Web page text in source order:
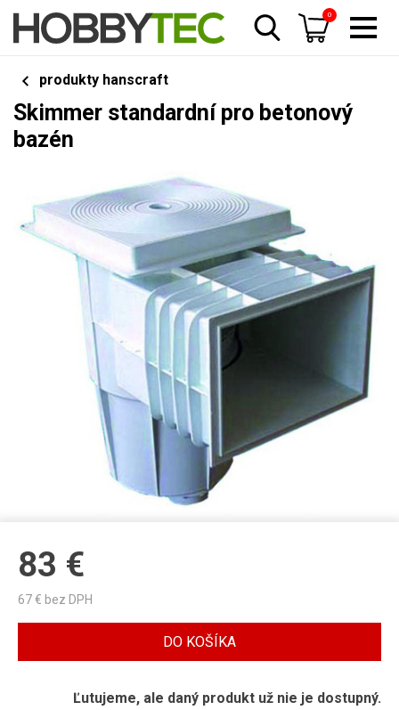
0
produkty hanscraft
Skimmer standardní pro betonový
bazén
83 €
67€ bez DPH
DO KOŠÍKA
Ľutujeme, ale daný produkt už nie je dostupný.